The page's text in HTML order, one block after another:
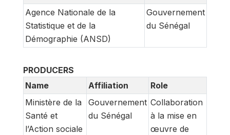
Agence Nationale de la
Statistique et de la
Démographie (ANSD)
Gouvernement
du Sénégal
PRODUCERS
Name
Affiliation
Role
Ministère de la
Santé et
l’Action sociale
Gouvernement
du Sénégal
Collaboration
à la mise en
œuvre de